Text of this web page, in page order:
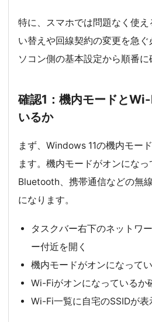
特に、スマホでは問題なく使
い替えや回線契約の変更を急
ソコン側の基本設定から順番に
確認1：機内モードと
いるか
まず、Windows 11の機内モー
ます。機内モードがオンになっ
Bluetooth、携帯通信などの無
になります。
タスクバー右下のネットワ
ー付近を開く
機内モードがオンになって
Wi-Fiがオンになっているか
Wi-Fi一覧に自宅のSSIDが